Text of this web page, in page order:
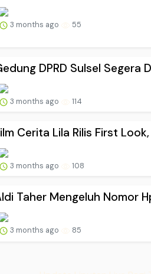
3 months ago 55
DPRD Sulsel Segera
3 months ago 114
Cerita Lila Rilis First
3 months ago 108
Taher Mengeluh Nomor
3 months ago 85